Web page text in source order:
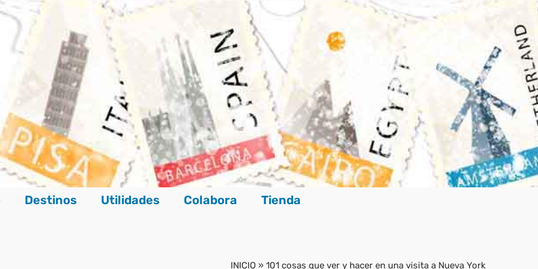
Destinos Utilidades Colabora Tienda
INICIO » 101 cosas que ver y hacer en una visita a Nueva York